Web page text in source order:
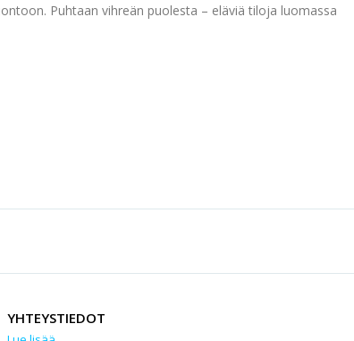
Puhtaan vihreän puolesta – eläviä tiloja luomassa
YHTEYSTIEDOT